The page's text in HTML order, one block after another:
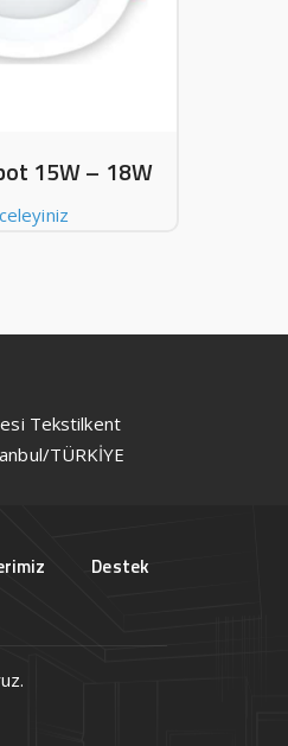
15W – 18W
Tekstilkent
TÜRKİYE
Destek